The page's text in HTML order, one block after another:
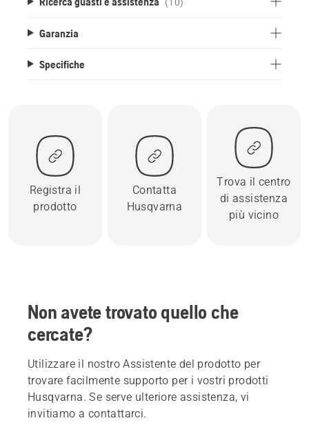
Garanzia
Specifiche
Registra il
prodotto
Contatta
Husqvarna
Trova il centro
di assistenza
più vicino
Non avete trovato quello che
cercate?
Utilizzare il nostro Assistente del prodotto per
trovare facilmente supporto per i vostri prodotti
Husqvarna. Se serve ulteriore assistenza, vi
invitiamo a contattarci.